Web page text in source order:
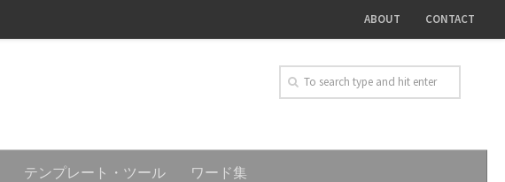
ABOUT CONTACT
テンプレート・ツール ワード集